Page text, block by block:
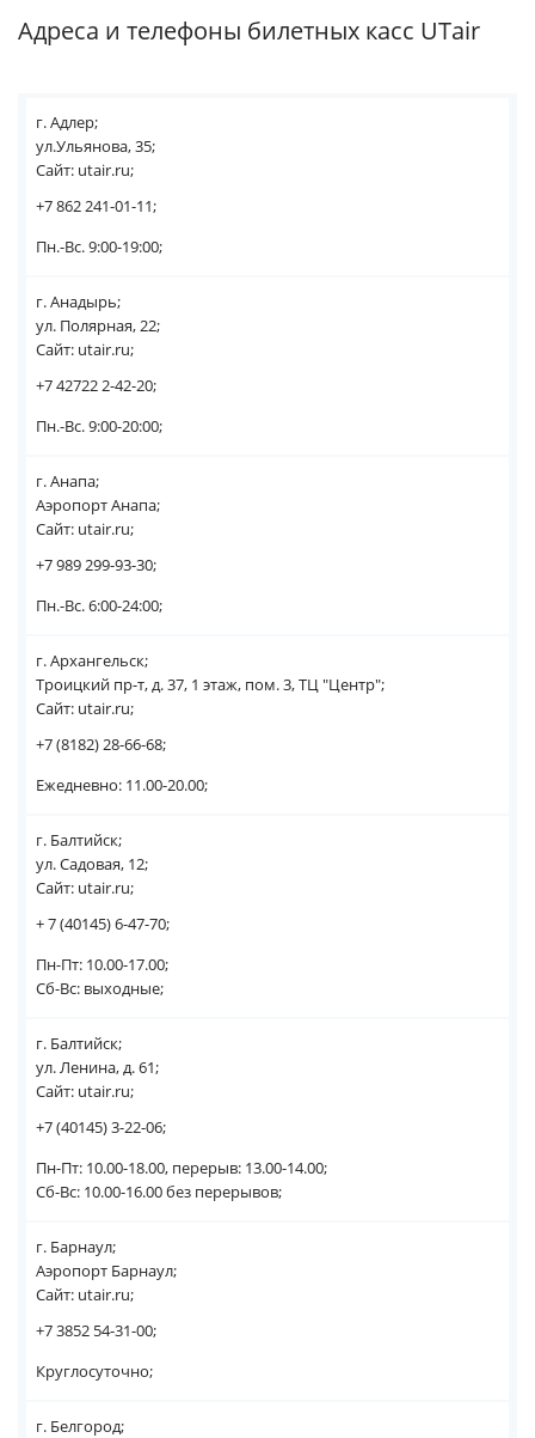
Адреса и телефоны билетных касс UTair
г. Адлер;
ул.Ульянова, 35;
Сайт: utair.ru;
+7 862 241-01-11;
Пн.-Вс. 9:00-19:00;
г. Анадырь;
ул. Полярная, 22;
Сайт: utair.ru;
+7 42722 2-42-20;
Пн.-Вс. 9:00-20:00;
г. Анапа;
Аэропорт Анапа;
Сайт: utair.ru;
+7 989 299-93-30;
Пн.-Вс. 6:00-24:00;
г. Архангельск;
Троицкий пр-т, д. 37, 1 этаж, пом. 3, ТЦ "Центр";
Сайт: utair.ru;
+7 (8182) 28-66-68;
Ежедневно: 11.00-20.00;
г. Балтийск;
ул. Садовая, 12;
Сайт: utair.ru;
+ 7 (40145) 6-47-70;
Пн-Пт: 10.00-17.00;
Сб-Вс: выходные;
г. Балтийск;
ул. Ленина, д. 61;
Сайт: utair.ru;
+7 (40145) 3-22-06;
Пн-Пт: 10.00-18.00, перерыв: 13.00-14.00;
Сб-Вс: 10.00-16.00 без перерывов;
г. Барнаул;
Аэропорт Барнаул;
Сайт: utair.ru;
+7 3852 54-31-00;
Круглосуточно;
г. Белгород;